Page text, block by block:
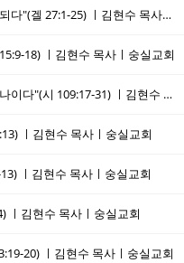
20260719 주일설교ㅣ "아름다움이 심판의 원인이 되다"(겔 27:1-25) ㅣ김현수 목사ㅣ숭실교회
18) ㅣ김현수 목사ㅣ숭실교회
20260705 주일설교ㅣ "주 여호와께서 이를 행하셨나이다"(시 109:17-31) ㅣ김현수 목사ㅣ숭실교회
ㅣ김현수 목사ㅣ숭실교회
ㅣ김현수 목사ㅣ숭실교회
ㅣ김현수 목사ㅣ숭실교회
20) ㅣ김현수 목사ㅣ숭실교회